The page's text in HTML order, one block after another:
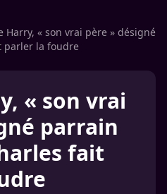
Harry, « son vrai père » désigné
parler la foudre
« son vrai
parrain
fait